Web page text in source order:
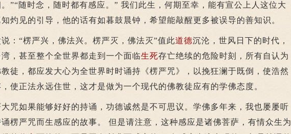
”“随时念，随时都有感应。” 我们此生，何期至幸，能有宣公上人这位大
灼见的引导，他的话有如暮鼓晨钟，希望能敲醒更多被误导的善知识。
“楞严兴，佛法兴。楞严灭，佛法灭”值此道德沉沦，世风日下的时代，
，甚至整个全世界都走到一个面临生死存亡绝续的危险时刻，所有自认为
徒，都应发大心为全世界时时诵持《楞严咒》，以挽狂澜于既倒，使浩然
使正法永远住世，这才是做为一个现代的佛教徒应有的学佛态度。
如果能够好好的持诵，功德诚然是不可思议。学佛多年来，我也屡屡听
楞严咒而生感应的故事。 但是请注意，这种感应是诸佛菩萨，有情众生为